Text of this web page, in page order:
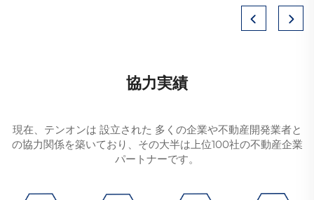
協力実績
現在、テンオンは 設立された 多くの企業や不動産開発業者と
の協力関係を築いており、その大半は上位100社の不動産企業
パートナーです。